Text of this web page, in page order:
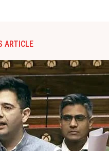
ARTICLE